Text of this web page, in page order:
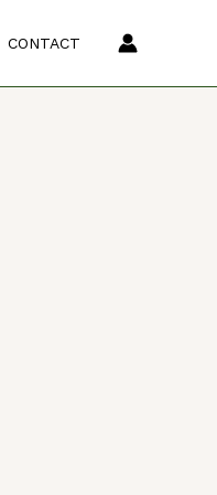
CONTACT